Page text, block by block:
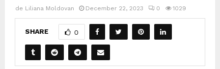
de Liliana Moldovan December 22, 2023 0 1029
SHARE 0